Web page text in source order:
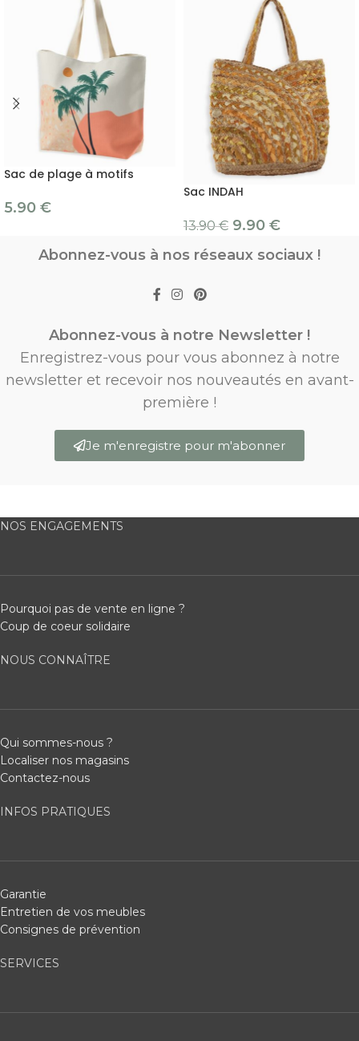
Sac de plage à motifs
5.90 €
Sac INDAH
13.90€ 9.90 €
Abonnez-vous à nos réseaux sociaux !
Abonnez-vous à notre Newsletter !
Enregistrez-vous pour vous abonnez à notre
newsletter et recevoir nos nouveautés en avant-
première !
Je m'enregistre pour m'abonner
NOS ENGAGEMENTS
Pourquoi pas de vente en ligne ?
Coup de coeur solidaire
NOUS CONNAÎTRE
Qui sommes-nous ?
Localiser nos magasins
Contactez-nous
INFOS PRATIQUES
Garantie
Entretien de vos meubles
Consignes de prévention
SERVICES